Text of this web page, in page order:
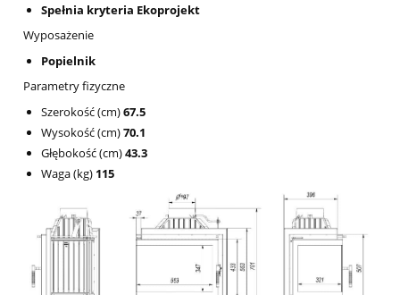
Spełnia kryteria Ekoprojekt
Wyposażenie
Popielnik
Parametry fizyczne
Szerokość (cm)67.5
Wysokość (cm)70.1
Głębokość (cm)43.3
Waga (kg) 115